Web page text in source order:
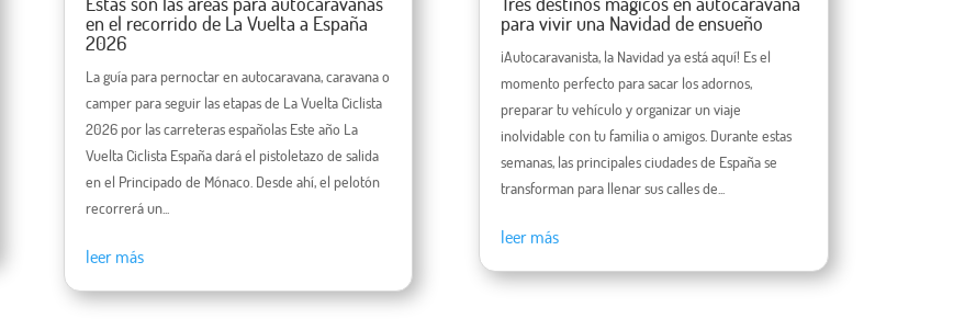
en el recorrido de La Vuelta a España
2026
La guía para pernoctar en autocaravana, caravana o
camper para seguir las etapas de La Vuelta Ciclista
2026 por las carreteras españolas Este año La
Vuelta Ciclista España dará el pistoletazo de salida
en el Principado de Mónaco. Desde ahí, el pelotón
recorrerá un...
leer más
para vivir una Navidad de ensueño
¡Autocaravanista, la Navidad ya está aquí! Es el
momento perfecto para sacar los adornos,
preparar tu vehículo y organizar un viaje
inolvidable con tu familia o amigos. Durante estas
semanas, las principales ciudades de España se
transforman para llenar sus calles de...
leer más